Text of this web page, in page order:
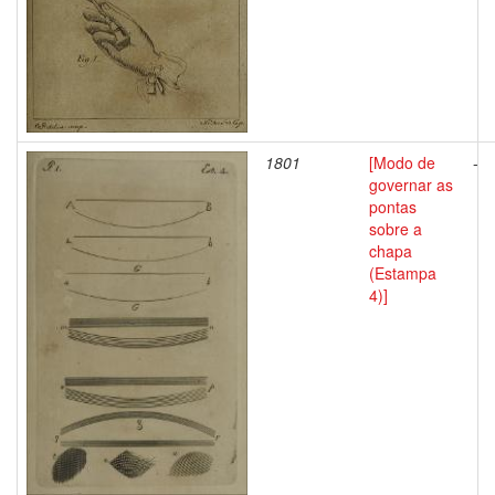
1801
[Modo de
governar as
pontas
sobre a
chapa
(Estampa
4)]
-